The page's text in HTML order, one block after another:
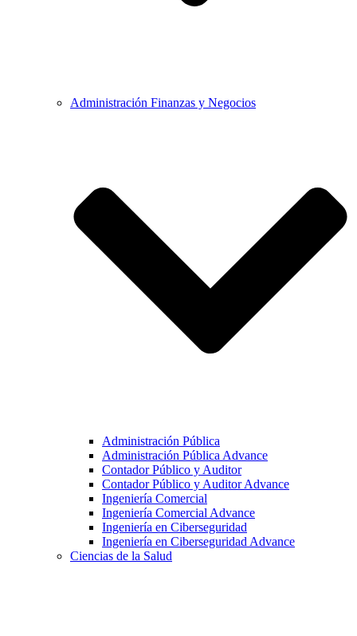
Administración Finanzas y Negocios
Administración Pública
Administración Pública Advance
Contador Público y Auditor
Contador Público y Auditor Advance
Ingeniería Comercial
Ingeniería Comercial Advance
Ingeniería en Ciberseguridad
Ingeniería en Ciberseguridad Advance
Ciencias de la Salud